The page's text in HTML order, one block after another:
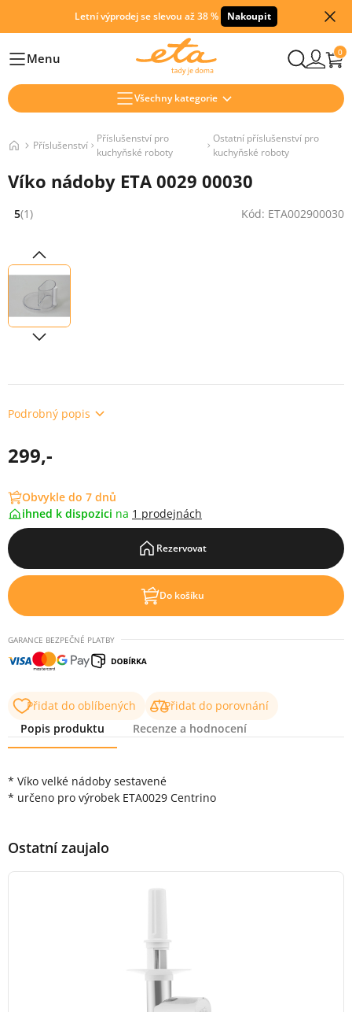
Letní výprodej se slevou až 38 % Nakoupit
HlavníMenu 0
Všechny kategorie
Příslušenství
Příslušenství pro
kuchyňské roboty
Ostatní příslušenství pro
kuchyňské roboty
Víko nádoby ETA 0029 00030
Hodnocení: 5 z 5 (1 recenzí)
5(1) Kód: ETA002900030
Podrobný popis
299,-
Obvykle do 7 dnů
ihned k dispozici na 1 prodejnách
Rezervovat
Do košíku
GARANCE BEZPEČNÉ PLATBY
Přidat do oblíbených
Přidat do porovnání
Popis produktu
Recenze a hodnocení
* Víko velké nádoby sestavené
* určeno pro výrobek ETA0029 Centrino
Ostatní zaujalo